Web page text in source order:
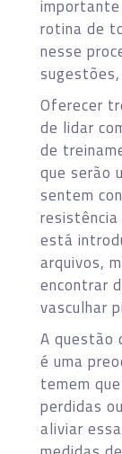
rotina de
nesse
Oferecer
de lidar
de
que serão
sentem
resistência
está
arquivos,
encontrar
vasculhar
A questão
é uma
temem
perdidas
aliviar